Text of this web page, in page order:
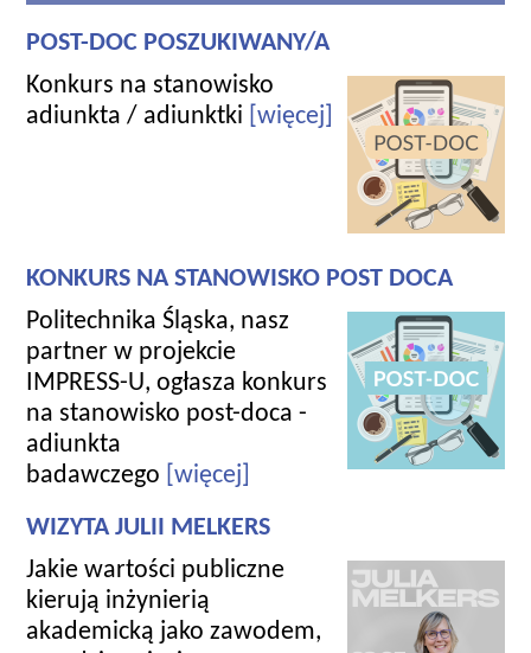
POST-DOC POSZUKIWANY/A
Konkurs na stanowisko
adiunkta / adiunktki [więcej]
KONKURS NA STANOWISKO POST DOCA
Politechnika Śląska, nasz
partner w projekcie
IMPRESS-U, ogłasza konkurs
na stanowisko post-doca -
adiunkta
badawczego [więcej]
WIZYTA JULII MELKERS
Jakie wartości publiczne
kierują inżynierią
akademicką jako zawodem,